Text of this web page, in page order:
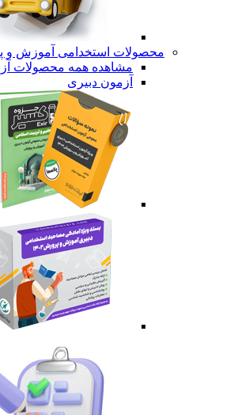
محصولات استخدامی آموزش و
مشاهده همه محصولات
آزمون دبیری